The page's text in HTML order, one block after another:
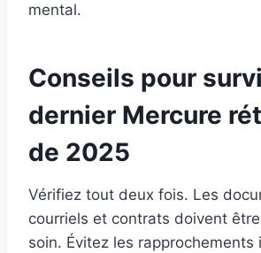
mental.
Conseils pour
dernier Mercure
de 2025
Vérifiez tout deux fois. Les
courriels et contrats doivent
soin. Évitez les rapprochements